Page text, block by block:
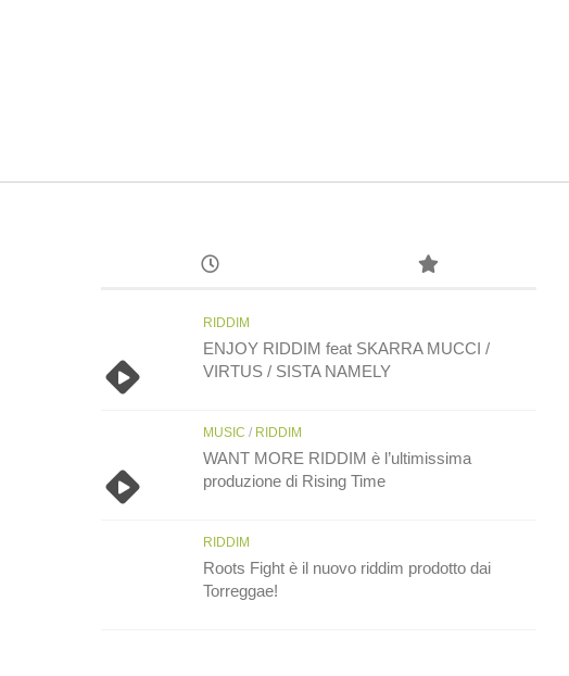
RIDDIM
ENJOY RIDDIM feat SKARRA MUCCI /
VIRTUS / SISTA NAMELY
MUSIC / RIDDIM
WANT MORE RIDDIM è l’ultimissima
produzione di Rising Time
RIDDIM
Roots Fight è il nuovo riddim prodotto dai
Torreggae!